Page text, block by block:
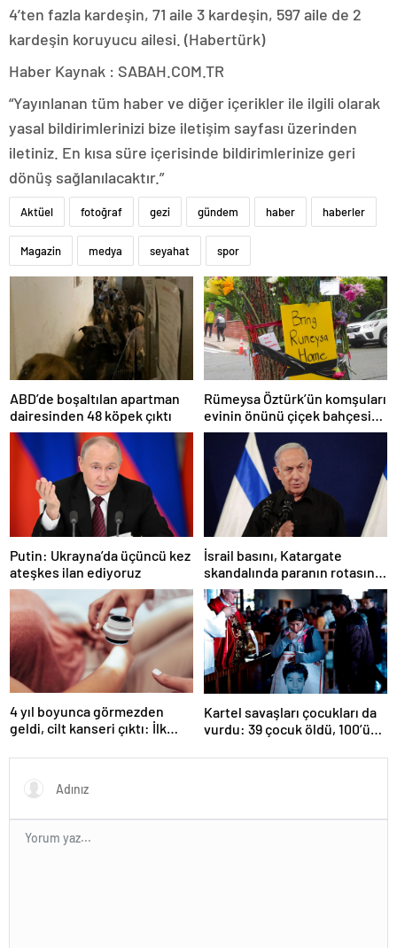
4’ten fazla kardeşin, 71 aile 3 kardeşin, 597 aile de 2
kardeşin koruyucu ailesi. (Habertürk)
Haber Kaynak : SABAH.COM.TR
“Yayınlanan tüm haber ve diğer içerikler ile ilgili olarak
yasal bildirimlerinizi bize iletişim sayfası üzerinden
iletiniz. En kısa süre içerisinde bildirimlerinize geri
dönüş sağlanılacaktır.”
Aktüel fotoğraf gezi gündem haber haberler
Magazin medya seyahat spor
ABD’de boşaltılan apartman
dairesinden 48 köpek çıktı
Rümeysa Öztürk’ün komşuları
evinin önünü çiçek bahçesine
çevirdi
Putin: Ukrayna’da üçüncü kez
ateşkes ilan ediyoruz
İsrail basını, Katargate
skandalında paranın rotasını
paylaştı
4 yıl boyunca görmezden
geldi, cilt kanseri çıktı: İlk
Kartel savaşları çocukları da
vurdu: 39 çocuk öldü, 100’ü